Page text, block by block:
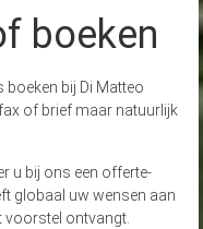
boeken
boeken bij Di Matteo
of brief maar natuurlijk
u bij ons een offerte-
globaal uw wensen aan
voorstel ontvangt.